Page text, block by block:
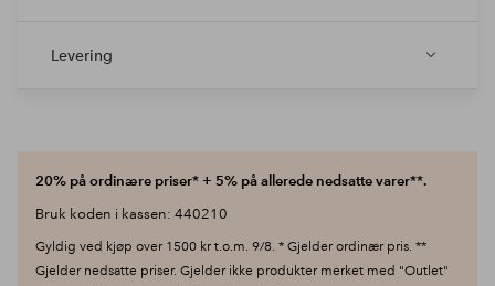
Levering
20% på ordinære priser* + 5% på allerede nedsatte varer**.
Bruk koden i kassen: 440210
Gyldig ved kjøp over 1500 kr t.o.m. 9/8. * Gjelder ordinær pris. **
Gjelder nedsatte priser. Gjelder ikke produkter merket med "Outlet"